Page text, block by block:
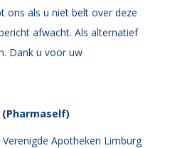
ons als u niet belt over deze
afwacht. Als alternatief
Dank u voor uw
Apotheken Limburg